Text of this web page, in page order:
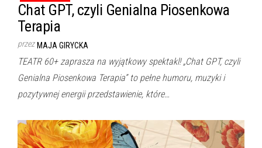
Chat GPT, czyli Genialna Piosenkowa
Terapia
przez MAJA GIRYCKA
TEATR 60+ zaprasza na wyjątkowy spektakl! „Chat GPT, czyli
Genialna Piosenkowa Terapia” to pełne humoru, muzyki i
pozytywnej energii przedstawienie, które…